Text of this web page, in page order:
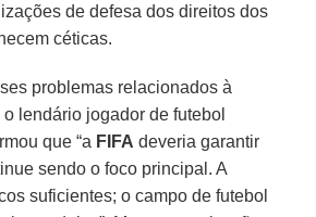
de defesa dos direitos dos
céticas.
problemas relacionados à
o lendário jogador de futebol
que “a FIFA deveria garantir
sendo o foco principal. A
suficientes; o campo de futebol